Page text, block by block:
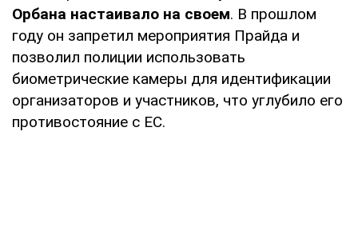
Орбана настаивало на своем. В прошлом
году он запретил мероприятия Прайда и
позволил полиции использовать
биометрические камеры для идентификации
организаторов и участников, что углубило его
противостояние с ЕС.